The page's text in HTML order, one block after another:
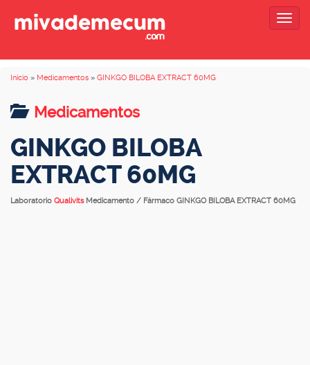
Inicio » Medicamentos » GINKGO BILOBA EXTRACT 60MG
Medicamentos
GINKGO BILOBA
EXTRACT 60MG
Laboratorio Qualivits Medicamento / Fármaco GINKGO BILOBA EXTRACT 60MG